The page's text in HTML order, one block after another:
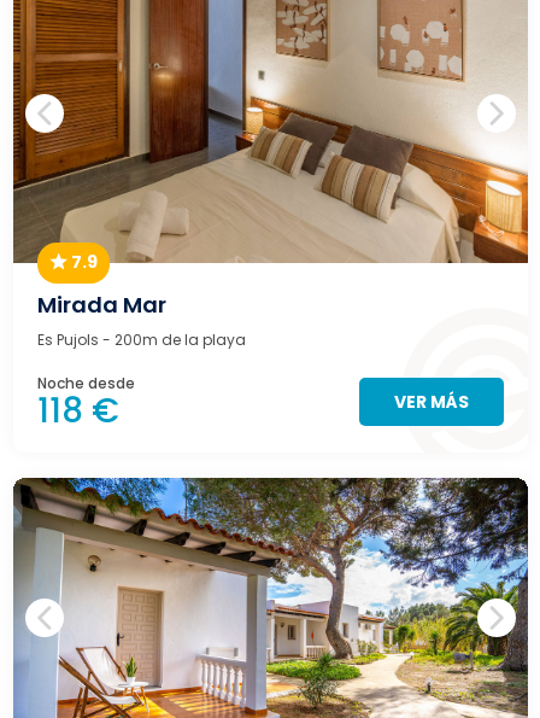
7.9
Mirada Mar
Es Pujols - 200m de la playa
Noche desde
118 € VER MÁS